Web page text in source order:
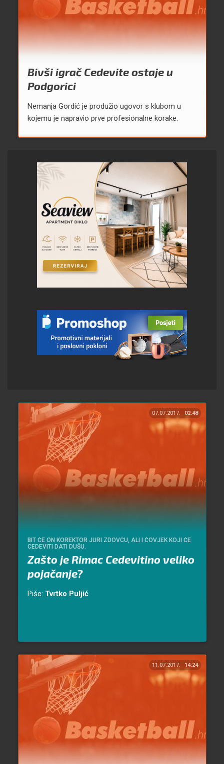
Bivši igrač Cedevite ostaje u
Podgorici
Nemanja Gordić je produžio ugovor s klubom u
kojemu je napravio prve profesionalne korake.
07.07.2017. 02:48
BIT ĆE ON KOREKTOR JURI ZDOVCU, ALI I ČOVJEK KOJI ĆE
CEDEVITI DATI DUŠU.
Zašto je Rimac Cedevitino veliko
pojačanje?
Piše: Tvrtko Puljić
11.07.2017. 14:24